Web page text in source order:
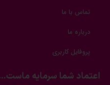
تماس با ما
درباره ما
پروفایل کاربری
اعتماد شما سرمایه